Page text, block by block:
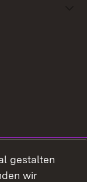
gestalten
wir